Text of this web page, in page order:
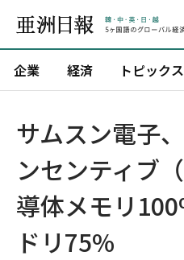
企業 経済 トピックス
サムスン電子
ンセンティブ
導体メモリ
ドリ75%